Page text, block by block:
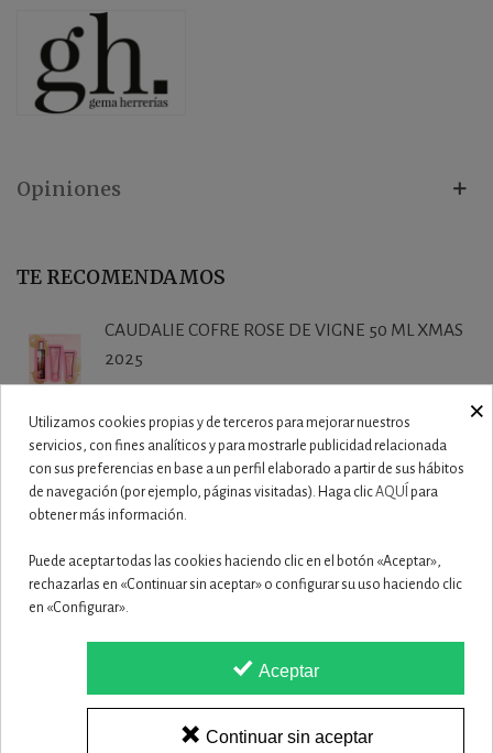
Opiniones
TE RECOMENDAMOS
CAUDALIE COFRE ROSE DE VIGNE 50 ML XMAS
2025
CAUDALIE VINOHYDRA COFRE CREMA
HIDRATACION 60...
19,90 €
CAUDALIE VINOCLEAN DUO SET XMAS 2025
19,50 €
ISDIN ISDINCEUTICS ESSENTIAL PUR 150
×
Utilizamos cookies propias y de terceros para mejorar nuestros
servicios, con fines analíticos y para mostrarle publicidad relacionada
con sus preferencias en base a un perfil elaborado a partir de sus hábitos
de navegación (por ejemplo, páginas visitadas). Haga clicAQUÍ para
obtener más información.
Puede aceptar todas las cookies haciendo clic en el botón «Aceptar»,
rechazarlas en «Continuar sin aceptar» o configurar su uso haciendo clic
en «Configurar».
Aceptar
Continuar sin aceptar